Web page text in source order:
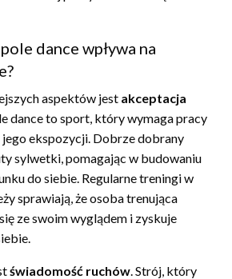
dance wpływa na
aspektów jest akceptacja
dance to sport, który wymaga pracy
jego ekspozycji. Dobrze dobrany
sylwetki, pomagając w budowaniu
do siebie. Regularne treningi w
sprawiają, że osoba trenująca
ze swoim wyglądem i zyskuje
świadomość ruchów . Strój, który